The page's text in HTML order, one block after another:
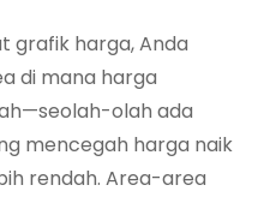
grafik harga, Anda
di mana harga
olah ada
mencegah harga naik
rendah. Area-area